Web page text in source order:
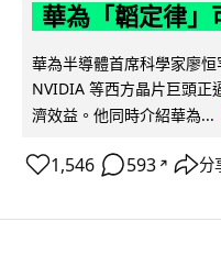
華為「韜定律」
華為半導體首席科學家廖
NVIDIA 等西方晶片巨頭正
濟效益。他同時介紹華為...
1,546 593 ↗ 分